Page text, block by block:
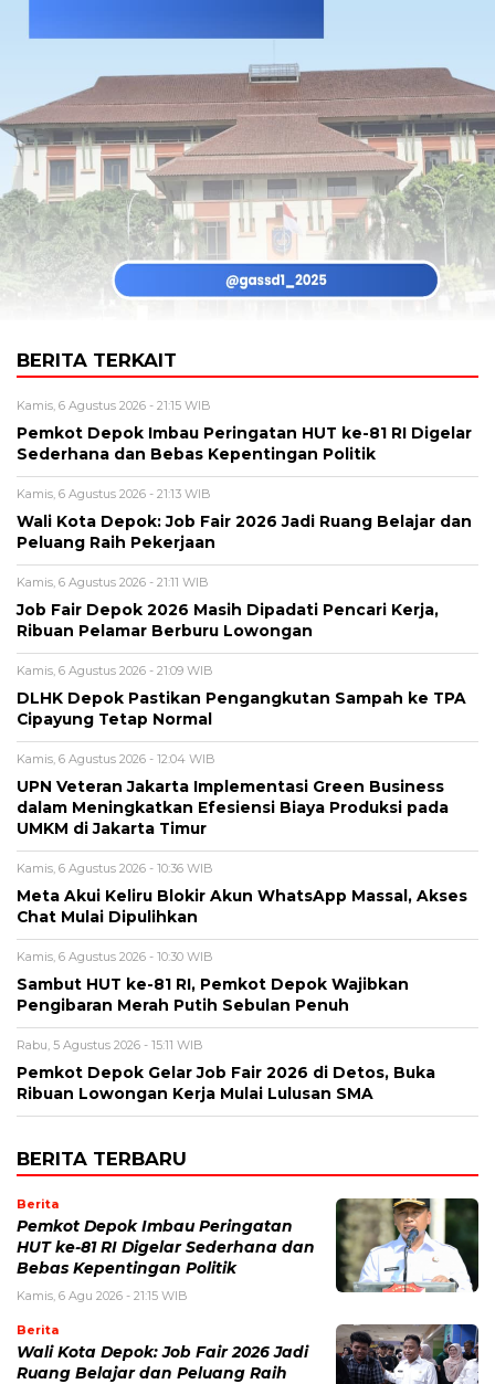
BERITA TERKAIT
Kamis, 6 Agustus 2026 - 21:15 WIB
Pemkot Depok Imbau Peringatan HUT ke-81 RI Digelar
Sederhana dan Bebas Kepentingan Politik
Kamis, 6 Agustus 2026 - 21:13 WIB
Wali Kota Depok: Job Fair 2026 Jadi Ruang Belajar dan
Peluang Raih Pekerjaan
Kamis, 6 Agustus 2026 - 21:11 WIB
Job Fair Depok 2026 Masih Dipadati Pencari Kerja,
Ribuan Pelamar Berburu Lowongan
Kamis, 6 Agustus 2026 - 21:09 WIB
DLHK Depok Pastikan Pengangkutan Sampah ke TPA
Cipayung Tetap Normal
Kamis, 6 Agustus 2026 - 12:04 WIB
UPN Veteran Jakarta Implementasi Green Business
dalam Meningkatkan Efesiensi Biaya Produksi pada
UMKM di Jakarta Timur
Kamis, 6 Agustus 2026 - 10:36 WIB
Meta Akui Keliru Blokir Akun WhatsApp Massal, Akses
Chat Mulai Dipulihkan
Kamis, 6 Agustus 2026 - 10:30 WIB
Sambut HUT ke-81 RI, Pemkot Depok Wajibkan
Pengibaran Merah Putih Sebulan Penuh
Rabu, 5 Agustus 2026 - 15:11 WIB
Pemkot Depok Gelar Job Fair 2026 di Detos, Buka
Ribuan Lowongan Kerja Mulai Lulusan SMA
BERITA TERBARU
Berita
Pemkot Depok Imbau Peringatan
HUT ke-81 RI Digelar Sederhana dan
Bebas Kepentingan Politik
Kamis, 6 Agu 2026 - 21:15 WIB
Berita
Wali Kota Depok: Job Fair 2026 Jadi
Ruang Belajar dan Peluang Raih